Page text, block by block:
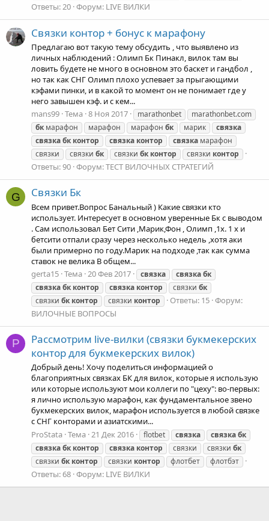
Ответы: 20 Форум: LIVE ВИЛКИ
Связки контор + бонус к марафону
Предлагаю вот такую тему обсудить , что выявлено из
личных наблюдений : Олимп Бк Пинакл, вилок там вы
ловить будете не много в основном это баскет и гандбол ,
но так как СНГ Олимп плохо успевает за прыгающими
кэфами пинки, и в какой то момент он не понимает где у
него завышен кэф. и с кем...
mans99 Тема 8 Ноя 2017 marathonbet
marathonbet.com
бк марафон марафон марафон бк марик
связка
связкабк контор связка контор связка марафон
связки
связки бк связки бк контор связки контор
Ответы: 90 Форум:ТЕСТ ВИЛОЧНЫХ СТРАТЕГИЙ
G Связки Бк
Всем привет.Вопрос Банальный ) Какие связки кто
использует. Интересует в основном уверенные Бк с выводом
. Сам использовал Бет Сити ,Марик,Фон , Олимп ,1х. 1 х и
бетсити отпали сразу через несколько недель ,хотя аки
были примерно по году.Марик на подходе ,так как сумма
ставок не велика В общем...
gerta15 Тема 20 Фев 2017 связка связкабк
связкабк контор связка контор связки бк
связки бк контор связки контор Ответы: 15 Форум:
ВИЛОЧНЫЕ ВОПРОСЫ
P
Рассмотрим live-вилки (связки букмекерских
контор для букмекерских вилок)
Добрый день! Хочу поделиться информацией о
благоприятных связках БК для вилок, которые я использую
или которые используют мои коллеги по "цеху": во-первых:
я лично использую марафон, как фундаментальное звено
букмекерских вилок, марафон используется в любой связке
с СНГ конторами и азиатскими...
ProStata Тема 21 Дек 2016 flotbet связка связкабк
связкабк контор связка контор связки связки бк
связки бк контор связки контор флотбет флотбэт
Ответы: 68 Форум: LIVE ВИЛКИ